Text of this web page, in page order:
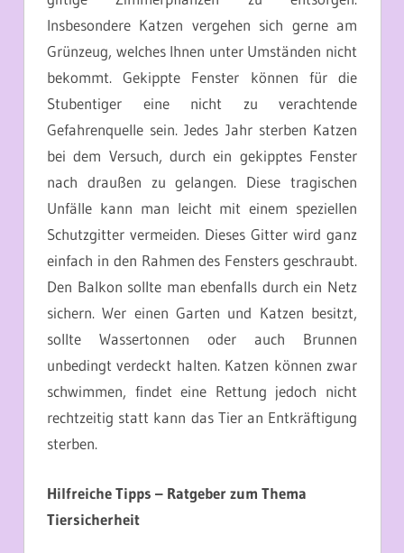
Insbesondere Katzen vergehen sich gerne am
Grünzeug, welches Ihnen unter Umständen nicht
bekommt. Gekippte Fenster können für die
Stubentiger eine nicht zu verachtende
Gefahrenquelle sein. Jedes Jahr sterben Katzen
bei dem Versuch, durch ein gekipptes Fenster
nach draußen zu gelangen. Diese tragischen
Unfälle kann man leicht mit einem speziellen
Schutzgitter vermeiden. Dieses Gitter wird ganz
einfach in den Rahmen des Fensters geschraubt.
Den Balkon sollte man ebenfalls durch ein Netz
sichern. Wer einen Garten und Katzen besitzt,
sollte Wassertonnen oder auch Brunnen
unbedingt verdeckt halten. Katzen können zwar
schwimmen, findet eine Rettung jedoch nicht
rechtzeitig statt kann das Tier an Entkräftigung
sterben.
Hilfreiche Tipps – Ratgeber zum Thema
Tiersicherheit